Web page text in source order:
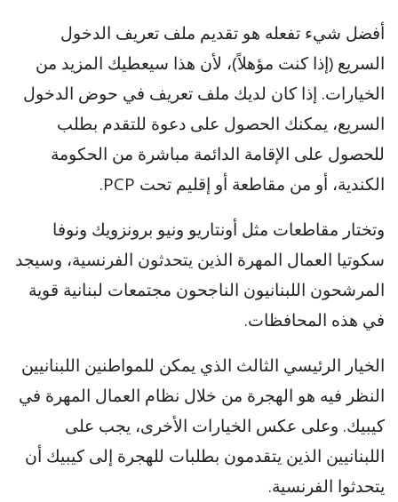
أفضل شيء تفعله هو تقديم ملف تعريف الدخول
السريع (إذا كنت مؤهلاً)، لأن هذا سيعطيك المزيد من
الخيارات. إذا كان لديك ملف تعريف في حوض الدخول
السريع، يمكنك الحصول على دعوة للتقدم بطلب
للحصول على الإقامة الدائمة مباشرة من الحكومة
الكندية، أو من مقاطعة أو إقليم تحت PCP.
وتختار مقاطعات مثل أونتاريو ونيو برونزويك ونوفا
سكوتيا العمال المهرة الذين يتحدثون الفرنسية، وسيجد
المرشحون اللبنانيون الناجحون مجتمعات لبنانية قوية
في هذه المحافظات.
الخيار الرئيسي الثالث الذي يمكن للمواطنين اللبنانيين
النظر فيه هو الهجرة من خلال نظام العمال المهرة في
كيبيك. وعلى عكس الخيارات الأخرى، يجب على
اللبنانيين الذين يتقدمون بطلبات للهجرة إلى كيبيك أن
يتحدثوا الفرنسية.